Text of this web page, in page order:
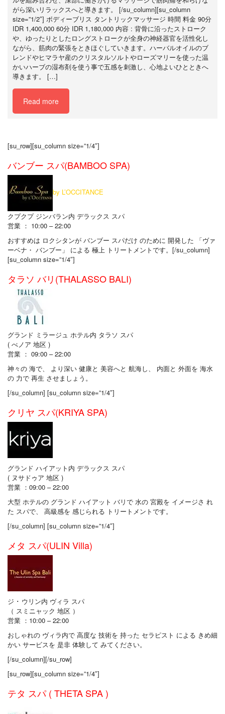
がら深いリラックスへと導きます。 [/su_column][su_column
size=”1/2″] ボディーブリス タントリックマッサージ 時間 料金 90分
IDR 1,400,000 60分 IDR 1,180,000 内容 : 背骨に沿ったストローク
や、ゆったりとしたロングストロークが全身の神経器官を活性化し
ながら、筋肉の緊張をときほぐしていきます。ハーバルオイルのブ
レンドやヒマラヤ産のクリスタルソルトやローズマリーを使った温
かいハーブの湿布剤を使う事で五感を刺激し、心地よいひとときへ
導きます。 […]
Read more
[su_row][su_column size=”1/4″]
バンブー スパ(BAMBOO SPA)
by L’OCCITANCE
クプクプ ジンバラン内 デラックス スパ
営業 ： 10:00 – 22:00
おすすめは ロクシタンが バンブー スパだけ のために 開発した 「ヴァ
ーベナ・ バンブー」 による 極上 トリートメントです。[/su_column]
[su_column size=”1/4″]
タラソ バリ(THALASSO BALI)
グランド ミラージュ ホテル内 タラソ スパ
( べノア 地区 )
営業 ： 09:00 – 22:00
神々の 海で、 より深い 健康と 美容へと 航海し、 内面と 外面を 海水
の 力で 再生 させましょう。
[/su_column] [su_column size=”1/4″]
クリヤ スパ(KRIYA SPA)
グランド ハイアット内 デラックス スパ
( ヌサドゥア 地区 )
営業 ：09:00 – 22:00
大型 ホテルの グランド ハイアット バリで 水の 宮殿を イメージさ れ
た スパで、 高級感を 感じられる トリートメントです。
[/su_column] [su_column size=”1/4″]
メタ スパ(ULIN Villa)
ジ ･ ウリン内 ヴィラ スパ
（ スミニャック 地区 ）
営業 ：10:00 – 22:00
おしゃれの ヴィラ内で 高度な 技術を 持った セラピスト による きめ細
かい サービスを 是非 体験して みてください。
[/su_column][/su_row]
[su_row][su_column size=”1/4″]
テタ スパ ( THETA SPA )